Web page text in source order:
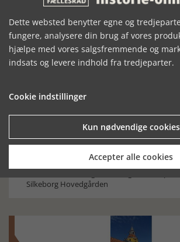
SCT. HANS 1816
– 2016
DANSK
MEDICINHISTORISK
ÅRBOG 2023
Silkeborg Hovedgården
Dette websted benytter egne og
fungere, analysere din brug af vores
hjælpe med vores salgsfremmende og
indsats og levere indhold fra tredjeparter.
Cookie indstillinger
Kun nødvendige cookies
Accepter alle cookies